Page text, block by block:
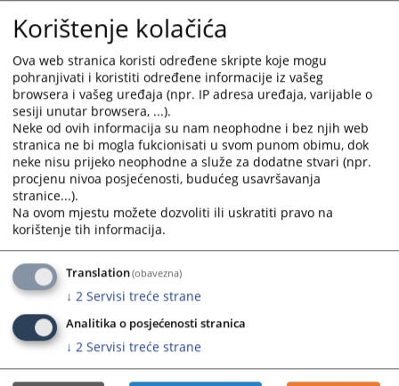
a
date.
Press
the
question
mark
key
to
get
the
keyboard
for
changing
dates.
Press
the
question
mark
key
to
get
the
keyboard
Korištenje kolačića
Ova web stranica koristi određene skripte koje mogu
pohranjivati i koristiti određene informacije iz vašeg
browsera i vašeg uređaja (npr. IP adresa uređaja, varijable o
sesiji unutar browsera, ...).
Neke od ovih informacija su nam neophodne i bez njih web
stranica ne bi mogla fukcionisati u svom punom obimu, dok
neke nisu prijeko neophodne a služe za dodatne stvari (npr.
procjenu nivoa posjećenosti, budućeg usavršavanja
stranice...).
Na ovom mjestu možete dozvoliti ili uskratiti pravo na
korištenje tih informacija.
Translation(obavezna)
↓ 2 Servisi treće strane
Analitika o posjećenosti stranica
↓ 2 Servisi treće strane